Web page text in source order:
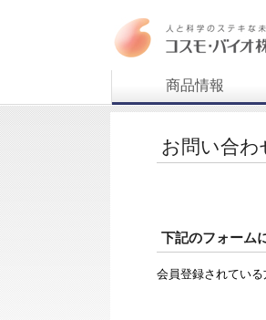
商品情報
お問い合わ
下記のフォーム
会員登録されてい